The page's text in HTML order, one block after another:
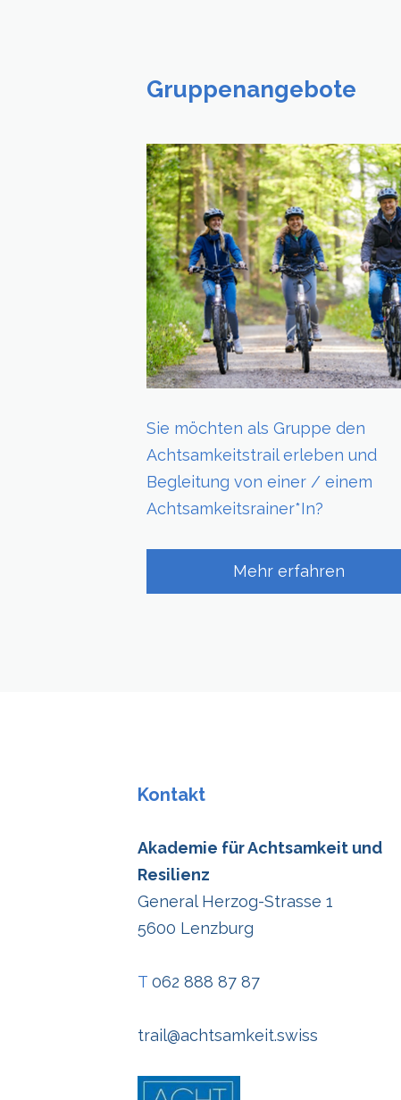
Gruppenangebote
Sie möchten als Gruppe den
Achtsamkeitstrail erleben und
Begleitung von einer / einem
Achtsamkeitsrainer*In?
Mehr erfahren
Kontakt
Akademie für Achtsamkeit und
Resilienz
General Herzog-Strasse 1
5600 Lenzburg
T 062 888 87 87
trail@achtsamkeit.swiss